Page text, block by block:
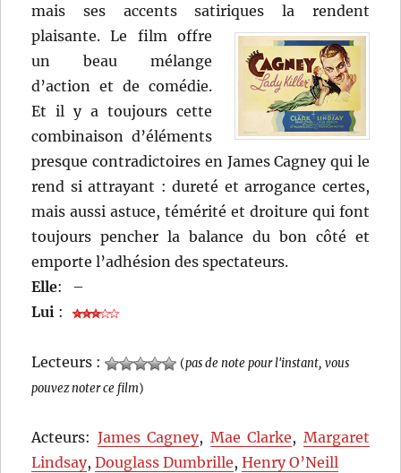
mais ses accents satiriques la rendent
plaisante. Le film offre
un beau mélange
d’action et de comédie.
Et il y a toujours cette
combinaison d’éléments
presque contradictoires en James Cagney qui le
rend si attrayant : dureté et arrogance certes,
mais aussi astuce, témérité et droiture qui font
toujours pencher la balance du bon côté et
emporte l’adhésion des spectateurs.
Elle:
–
Lui :
Lecteurs : (pas de note pour l'instant, vous
pouvez noter ce film)
Acteurs: James Cagney, Mae Clarke, Margaret
Lindsay,Douglass Dumbrille,Henry O’Neill